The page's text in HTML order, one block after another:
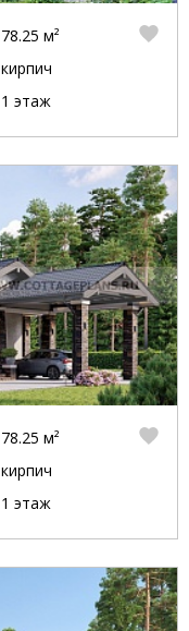
78.25 м²
кирпич
1 этаж
78.25 м²
кирпич
1 этаж